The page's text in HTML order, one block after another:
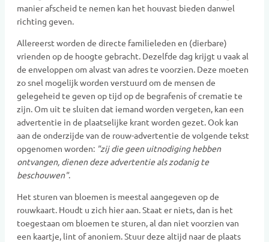
manier afscheid te nemen kan het houvast bieden danwel
richting geven.
Allereerst worden de directe familieleden en (dierbare)
vrienden op de hoogte gebracht. Dezelfde dag krijgt u vaak al
de enveloppen om alvast van adres te voorzien. Deze moeten
zo snel mogelijk worden verstuurd om de mensen de
gelegeheid te geven op tijd op de begrafenis of crematie te
zijn. Om uit te sluiten dat iemand worden vergeten, kan een
advertentie in de plaatselijke krant worden gezet. Ook kan
aan de onderzijde van de rouw-advertentie de volgende tekst
opgenomen worden: "zij die geen uitnodiging hebben
ontvangen, dienen deze advertentie als zodanig te
beschouwen".
Het sturen van bloemen is meestal aangegeven op de
rouwkaart. Houdt u zich hier aan. Staat er niets, dan is het
toegestaan om bloemen te sturen, al dan niet voorzien van
een kaartje, lint of anoniem. Stuur deze altijd naar de plaats